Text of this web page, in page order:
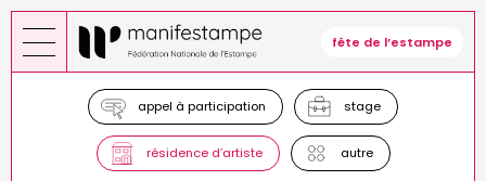
Skip
to
main
fête de l’estampe
appel à participation stage
résidence d’artiste autre